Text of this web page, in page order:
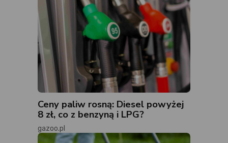
Ceny paliw rosną: Diesel powyżej
8 zł, co z benzyną i LPG?
gazoo.pl